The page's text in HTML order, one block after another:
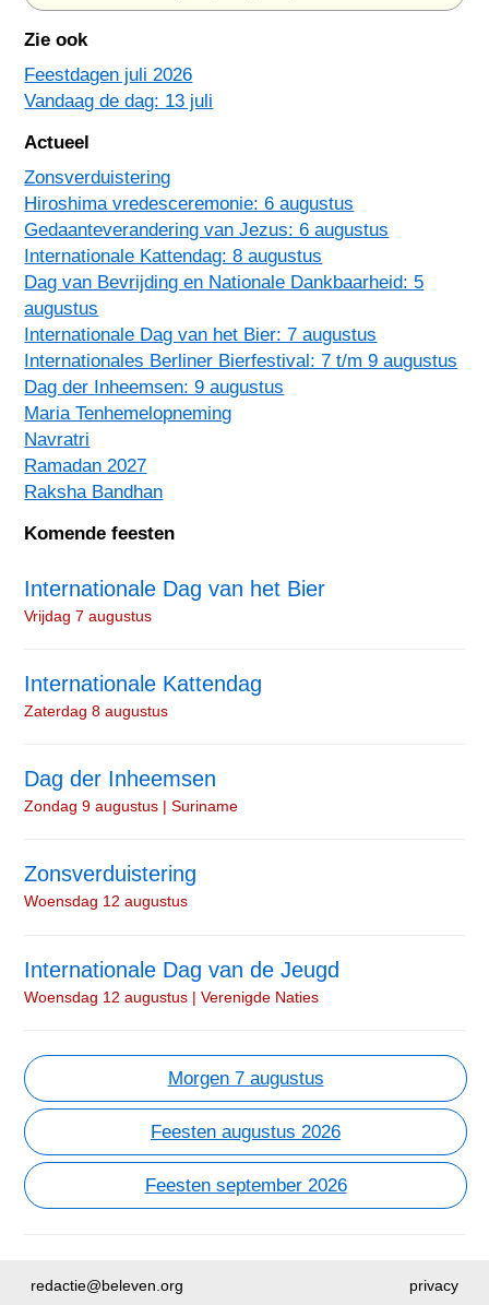
Zie ook
Feestdagen juli 2026
Vandaag de dag: 13 juli
Actueel
Zonsverduistering
Hiroshima vredesceremonie: 6 augustus
Gedaanteverandering van Jezus: 6 augustus
Internationale Kattendag: 8 augustus
Dag van Bevrijding en Nationale Dankbaarheid: 5
augustus
Internationale Dag van het Bier: 7 augustus
Internationales Berliner Bierfestival: 7 t/m 9 augustus
Dag der Inheemsen: 9 augustus
Maria Tenhemelopneming
Navratri
Ramadan 2027
Raksha Bandhan
Komende feesten
Internationale Dag van het Bier
Vrijdag 7 augustus
Internationale Kattendag
Zaterdag 8 augustus
Dag der Inheemsen
Zondag 9 augustus | Suriname
Zonsverduistering
Woensdag 12 augustus
Internationale Dag van de Jeugd
Woensdag 12 augustus | Verenigde Naties
Morgen 7 augustus
Feesten augustus 2026
Feesten september 2026
privacy
redactie@beleven.org